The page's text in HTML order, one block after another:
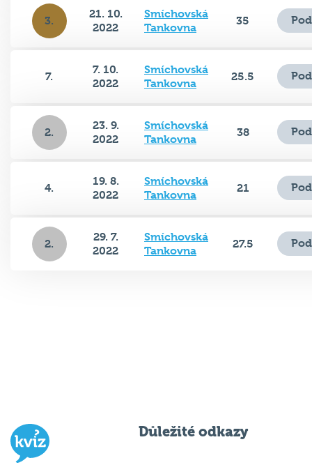
3.
21. 10.
2022
Smíchovská
Tankovna
35
7.
7. 10.
2022
Smíchovská
Tankovna
25.5
2.
23. 9.
2022
Smíchovská
Tankovna
38
4.
19. 8.
2022
Smíchovská
Tankovna
21
2.
29. 7.
2022
Smíchovská
Tankovna
27.5
Důležité odkazy